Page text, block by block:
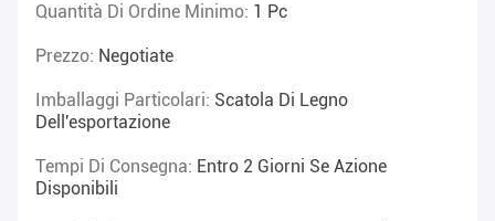
Quantità Di Ordine Minimo: 1 Pc
Prezzo: Negotiate
Imballaggi Particolari: Scatola Di Legno
Dell'esportazione
Tempi Di Consegna: Entro 2 Giorni Se Azione
Disponibili